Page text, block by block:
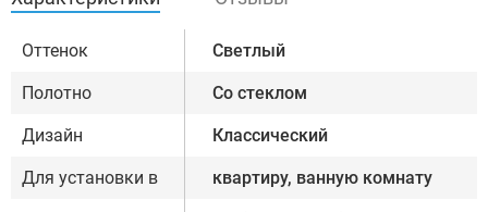
Оттенок Светлый
Полотно Со стеклом
Дизайн Классический
Для установки в квартиру, ванную комнату